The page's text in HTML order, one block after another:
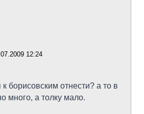
12:24
борисовским отнести? а то в
много, а толку мало.